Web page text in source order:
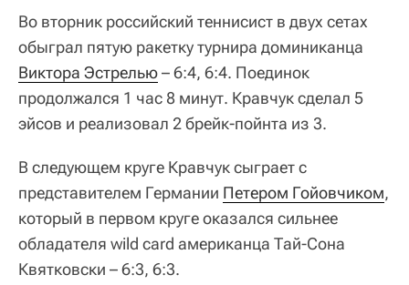
Во вторник российский теннисист в двух сетах
обыграл пятую ракетку турнира доминиканца
Виктора Эстрелью– 6:4, 6:4. Поединок
продолжался 1 час 8 минут. Кравчук сделал 5
эйсов и реализовал 2 брейк-пойнта из 3.
В следующем круге Кравчук сыграет с
представителем Германии Петером Гойовчиком,
который в первом круге оказался сильнее
обладателя wild card американца Тай-Сона
Квятковски – 6:3, 6:3.